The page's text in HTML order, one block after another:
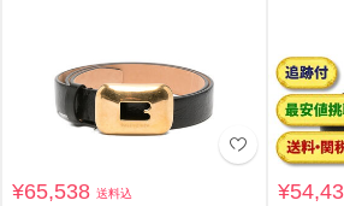
¥65,538送料込